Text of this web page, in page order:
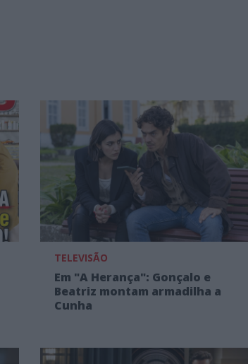
TELEVISÃO
Em "A Herança": Gonçalo e
Beatriz montam armadilha a
Cunha